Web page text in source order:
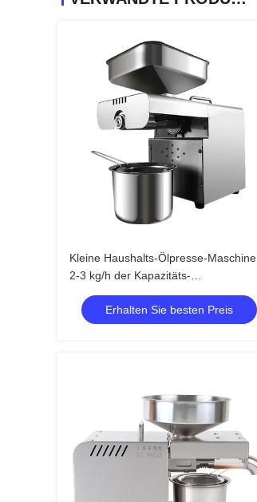
Kleine Haushalts-Ölpresse-Maschine
2-3 kg/h der Kapazitäts-
460*260*360mm
Erhalten Sie besten Preis